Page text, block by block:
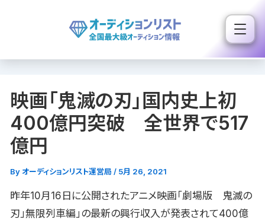
ス
映画「鬼滅の刃」国内史上初
400億円突破 全世界で517
億円
By オーディションリスト運営局 / 5月 26, 2021
昨年10月16日に公開されたアニメ映画「劇場版 鬼滅の
刃」無限列車編」の最新の興行収入が発表されて400億